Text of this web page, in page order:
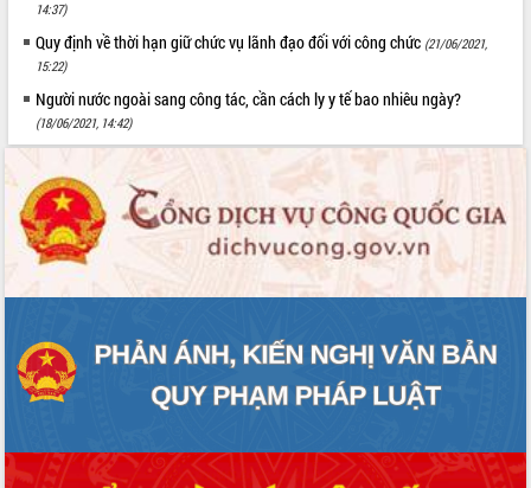
14:37)
Quy định về thời hạn giữ chức vụ lãnh đạo đối với công chức (21/06/2021,
15:22)
Người nước ngoài sang công tác, cần cách ly y tế bao nhiêu ngày?
(18/06/2021, 14:42)